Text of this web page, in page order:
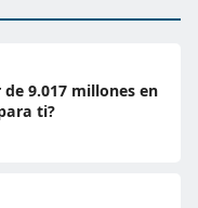
9.017 millones en
ti?